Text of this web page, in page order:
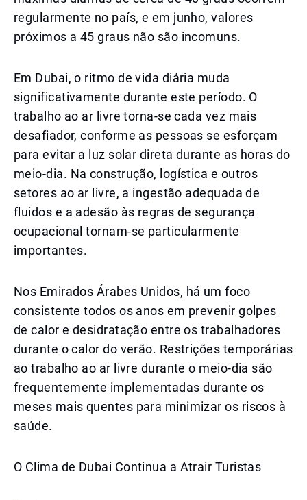
regularmente no país, e em junho, valores
próximos a 45 graus não são incomuns.
Em Dubai, o ritmo de vida diária muda
significativamente durante este período. O
trabalho ao ar livre torna-se cada vez mais
desafiador, conforme as pessoas se esforçam
para evitar a luz solar direta durante as horas do
meio-dia. Na construção, logística e outros
setores ao ar livre, a ingestão adequada de
fluidos e a adesão às regras de segurança
ocupacional tornam-se particularmente
importantes.
Nos Emirados Árabes Unidos, há um foco
consistente todos os anos em prevenir golpes
de calor e desidratação entre os trabalhadores
durante o calor do verão. Restrições temporárias
ao trabalho ao ar livre durante o meio-dia são
frequentemente implementadas durante os
meses mais quentes para minimizar os riscos à
saúde.
O Clima de Dubai Continua a Atrair Turistas